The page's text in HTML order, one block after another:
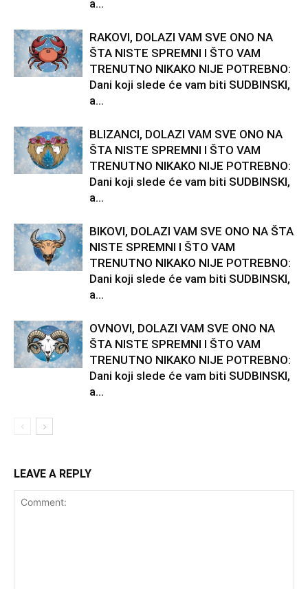
a...
RAKOVI, DOLAZI VAM SVE ONO NA
ŠTA NISTE SPREMNI I ŠTO VAM
TRENUTNO NIKAKO NIJE POTREBNO:
Dani koji slede će vam biti SUDBINSKI,
a...
BLIZANCI, DOLAZI VAM SVE ONO NA
ŠTA NISTE SPREMNI I ŠTO VAM
TRENUTNO NIKAKO NIJE POTREBNO:
Dani koji slede će vam biti SUDBINSKI,
a...
BIKOVI, DOLAZI VAM SVE ONO NA ŠTA
NISTE SPREMNI I ŠTO VAM
TRENUTNO NIKAKO NIJE POTREBNO:
Dani koji slede će vam biti SUDBINSKI,
a...
OVNOVI, DOLAZI VAM SVE ONO NA
ŠTA NISTE SPREMNI I ŠTO VAM
TRENUTNO NIKAKO NIJE POTREBNO:
Dani koji slede će vam biti SUDBINSKI,
a...
LEAVE A REPLY